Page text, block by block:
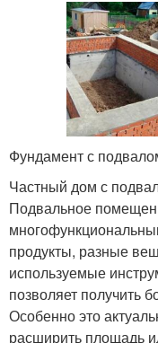
Фундамент с
Частный дом с
Подвальное
продукты, разные
используемые
позволяет получить
Особенно это
расширить площадь